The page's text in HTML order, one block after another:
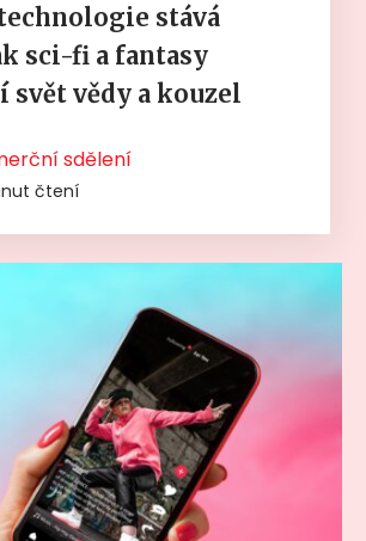
stává
sci-fi a fantasy
svět vědy a kouzel
sdělení
čtení